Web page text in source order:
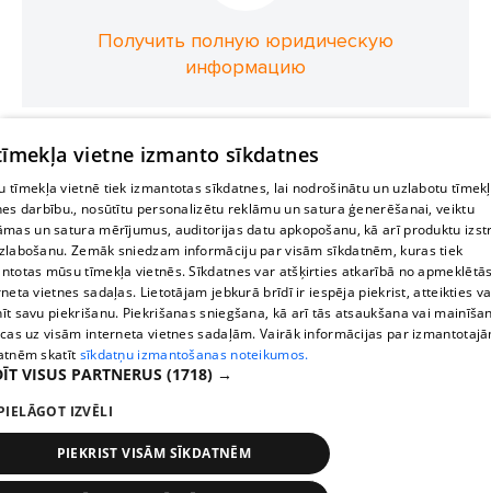
Получить полную юридическую
информацию
vietne izmanto sīkdatnes
tīmekļa vietnē tiek izmantotas sīkdatnes, lai nodrošinātu un uzlabotu
darbību., nosūtītu personalizētu reklāmu un satura ģenerēšanai, veiktu
un satura mērījumus, auditorijas datu apkopošanu, kā arī produktu
Zemāk sniedzam informāciju par visām sīkdatnēm, kuras tiek
mūsu tīmekļa vietnēs. Sīkdatnes var atšķirties atkarībā no
vietnes sadaļas. Lietotājam jebkurā brīdī ir iespēja piekrist, atteikties
savu piekrišanu. Piekrišanas sniegšana, kā arī tās atsaukšana vai
uz visām interneta vietnes sadaļām. Vairāk informācijas par
skatīt sīkdatņu izmantošanas noteikumos.
VISUS PARTNERUS (1718) →
IZVĒLI
PIEKRIST VISĀM SĪKDATNĒM